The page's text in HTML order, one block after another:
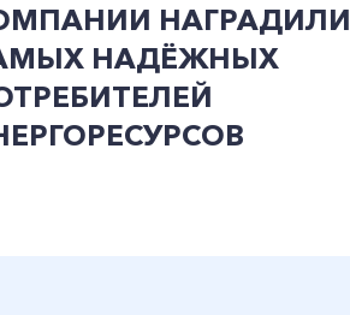
НАГРАДИЛИ
НАДЁЖНЫХ